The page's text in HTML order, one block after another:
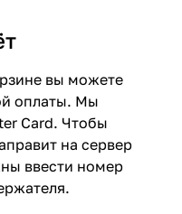
вы можете
оплаты. Мы
Card. Чтобы
на сервер
ввести номер